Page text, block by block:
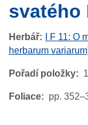
svatého
Herbář
I F 11: O
herbarum
Pořadí položky
Foliace pp.